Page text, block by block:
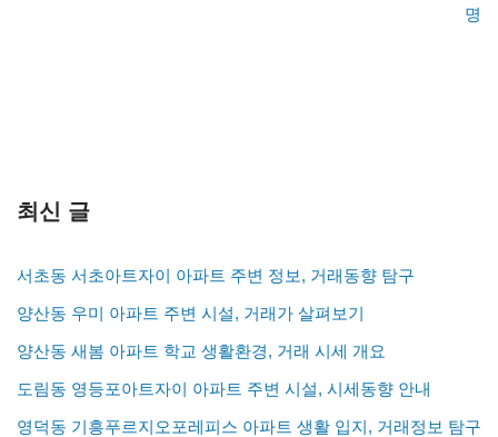
명
최신 글
서초동 서초아트자이 아파트 주변 정보, 거래동향 탐구
양산동 우미 아파트 주변 시설, 거래가 살펴보기
양산동 새봄 아파트 학교 생활환경, 거래 시세 개요
도림동 영등포아트자이 아파트 주변 시설, 시세동향 안내
영덕동 기흥푸르지오포레피스 아파트 생활 입지, 거래정보 탐구